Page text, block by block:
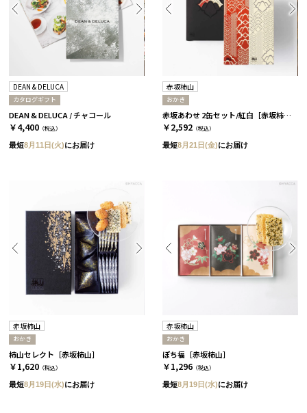
DEAN & DELUCA
カタログギフト
DEAN & DELUCA / チャコール
￥4,400 （税込）
最短8月11日(火)にお届け
赤坂柿山
おかき
赤坂あわせ 2缶セット/紅白［赤坂柿山］
￥2,592 （税込）
最短8月21日(金)にお届け
赤坂柿山
おかき
柿山セレクト［赤坂柿山］
￥1,620 （税込）
最短8月19日(水)にお届け
赤坂柿山
おかき
ぽち福［赤坂柿山］
￥1,296 （税込）
最短8月19日(水)にお届け